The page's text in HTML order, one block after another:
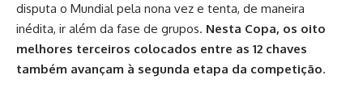
disputa o Mundial pela nona vez e tenta, de maneira
inédita, ir além da fase de grupos. Nesta Copa, os oito
melhores terceiros colocados entre as 12 chaves
também avançam à segunda etapa da competição.